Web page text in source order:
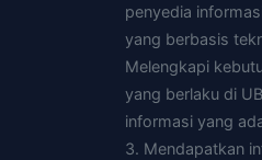
penyedia
yang berbasis
Melengkapi
yang berlaku di
informasi yang
3. Mendapatkan